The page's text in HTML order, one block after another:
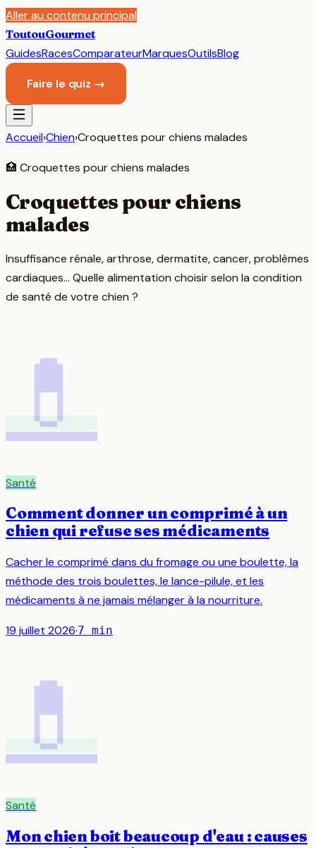
Aller au contenu principal
ToutouGourmet
GuidesRacesComparateurMarquesOutilsBlog
Faire le quiz →
Accueil›Chien›Croquettes pour chiens malades
🏥 Croquettes pour chiens malades
Croquettes pour chiens
malades
Insuffisance rénale, arthrose, dermatite, cancer, problèmes
cardiaques… Quelle alimentation choisir selon la condition
de santé de votre chien ?
💊
Santé
Comment donner un comprimé à un
chien qui refuse ses médicaments
Cacher le comprimé dans du fromage ou une boulette, la
méthode des trois boulettes, le lance-pilule, et les
médicaments à ne jamais mélanger à la nourriture.
19 juillet 2026·7 min
💊
Santé
Mon chien boit beaucoup d'eau : causes